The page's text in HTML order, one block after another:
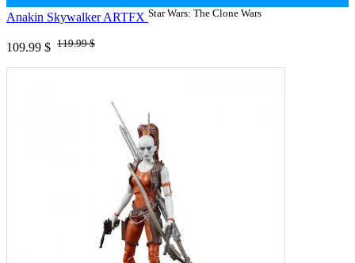
Anakin Skywalker ARTFX Star Wars: The Clone Wars
109.99 $ 119.99 $